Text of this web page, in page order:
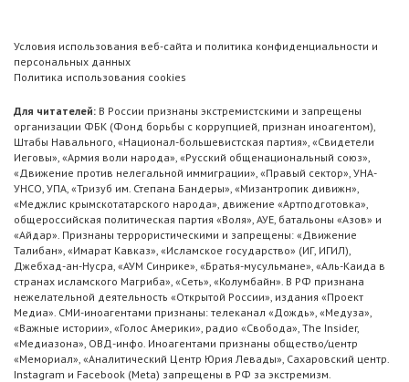
Условия использования веб-сайта и политика конфиденциальности и
персональных данных
Политика использования cookies
Для читателей: В России признаны экстремистскими и запрещены
организации ФБК (Фонд борьбы с коррупцией, признан иноагентом),
Штабы Навального, «Национал-большевистская партия», «Свидетели
Иеговы», «Армия воли народа», «Русский общенациональный союз»,
«Движение против нелегальной иммиграции», «Правый сектор», УНА-
УНСО, УПА, «Тризуб им. Степана Бандеры», «Мизантропик дивижн»,
«Меджлис крымскотатарского народа», движение «Артподготовка»,
общероссийская политическая партия «Воля», АУЕ, батальоны «Азов» и
«Айдар». Признаны террористическими и запрещены: «Движение
Талибан», «Имарат Кавказ», «Исламское государство» (ИГ, ИГИЛ),
Джебхад-ан-Нусра, «АУМ Синрике», «Братья-мусульмане», «Аль-Каида в
странах исламского Магриба», «Сеть», «Колумбайн». В РФ признана
нежелательной деятельность «Открытой России», издания «Проект
Медиа». СМИ-иноагентами признаны: телеканал «Дождь», «Медуза»,
«Важные истории», «Голос Америки», радио «Свобода», The Insider,
«Медиазона», ОВД-инфо. Иноагентами признаны общество/центр
«Мемориал», «Аналитический Центр Юрия Левады», Сахаровский центр.
Instagram и Facebook (Metа) запрещены в РФ за экстремизм.